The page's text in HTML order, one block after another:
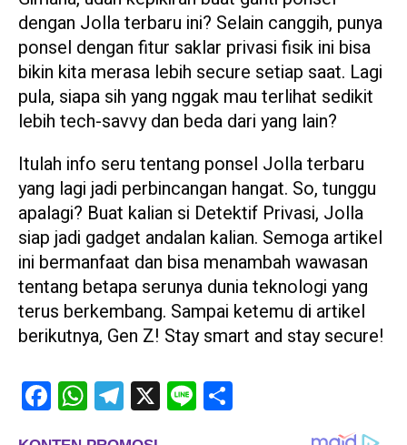
dengan Jolla terbaru ini? Selain canggih, punya
ponsel dengan fitur saklar privasi fisik ini bisa
bikin kita merasa lebih secure setiap saat. Lagi
pula, siapa sih yang nggak mau terlihat sedikit
lebih tech-savvy dan beda dari yang lain?
Itulah info seru tentang ponsel Jolla terbaru
yang lagi jadi perbincangan hangat. So, tunggu
apalagi? Buat kalian si Detektif Privasi, Jolla
siap jadi gadget andalan kalian. Semoga artikel
ini bermanfaat dan bisa menambah wawasan
tentang betapa serunya dunia teknologi yang
terus berkembang. Sampai ketemu di artikel
berikutnya, Gen Z! Stay smart and stay secure!
FacebookWhatsAppTelegram
X Line